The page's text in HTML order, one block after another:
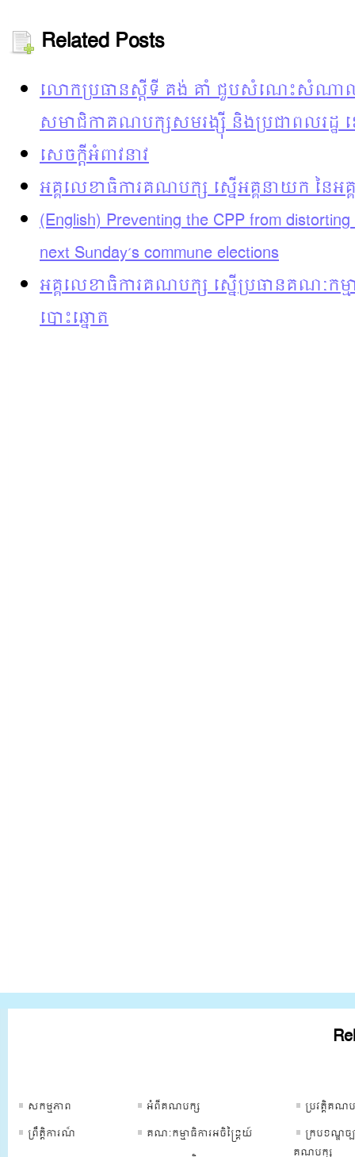
Related Posts
លោកប្រធានស្តីទី គង់ គាំ ជួបសំណេះសំណ
សមាជិកាគណបក្សសមរង្ស៊ី និងប្រជាពលរដ្ឋ
សេចក្តីអំពាវនាវ
អគ្គលេខាធិការគណបក្ស ស្នើអគ្គនាយក នៃអគ្
(English) Preventing the CPP from
next Sunday’s commune elections
អគ្គលេខាធិការគណបក្ស ស្នើប្រធានគណៈកម្ម
បោះឆ្នោត
សកម្មភាព
ព្រឹត្ដិការណ៏
អំពីគណបក្ស
គណៈកម្មាធិការអចិន្រ្តៃយ៍
ប្រវត្ដិគណ
ក្របខណ្ឌច្